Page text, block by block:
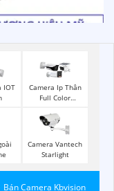
IOT
Camera Ip Thân
Full Color
Camera Vantech
Starlight
Bán Camera Kbvision